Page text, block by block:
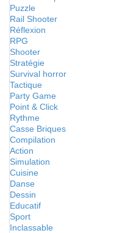
Puzzle
Rail Shooter
Réflexion
RPG
Shooter
Stratégie
Survival horror
Tactique
Party Game
Point & Click
Rythme
Casse Briques
Compilation
Action
Simulation
Cuisine
Danse
Dessin
Educatif
Sport
Inclassable